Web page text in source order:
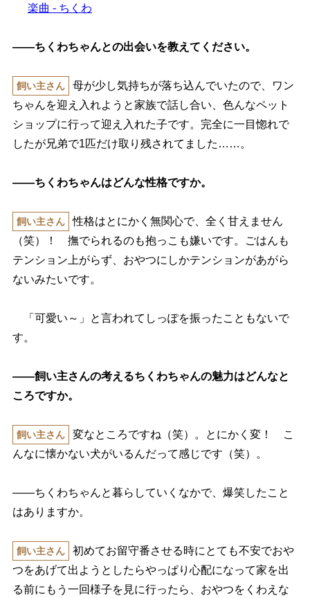
楽曲 - ちくわ
――ちくわちゃんとの出会いを教えてください。
飼い主さん
母が少し気持ちが落ち込んでいたので、ワン
ちゃんを迎え入れようと家族で話し合い、色んなペット
ショップに行って迎え入れた子です。完全に一目惚れで
したが兄弟で1匹だけ取り残されてました……。
――ちくわちゃんはどんな性格ですか。
飼い主さん
性格はとにかく無関心で、全く甘えません
（笑）！ 撫でられるのも抱っこも嫌いです。ごはんも
テンション上がらず、おやつにしかテンションがあがら
ないみたいです。
「可愛い～」と言われてしっぽを振ったこともないで
す。
――飼い主さんの考えるちくわちゃんの魅力はどんなと
ころですか。
飼い主さん
変なところですね（笑）。とにかく変！ こ
んなに懐かない犬がいるんだって感じです（笑）。
――ちくわちゃんと暮らしていくなかで、爆笑したこと
はありますか。
飼い主さん
初めてお留守番させる時にとても不安でお
つをあげて出ようとしたらやっぱり心配になって家を出
る前にもう一回様子を見に行ったら、おやつをくわえな